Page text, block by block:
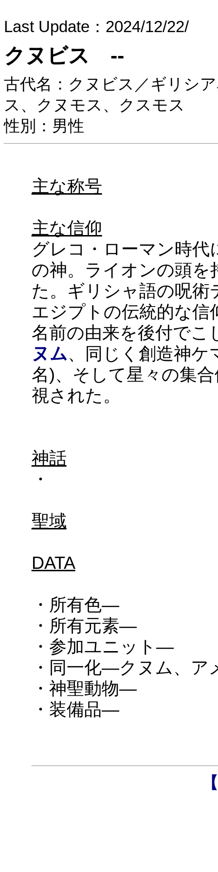
Last Update：2024/12/22/
クヌビス --
古代名：クヌビス／ギリシ
ス、クヌモス、クスモス
性別：男性
主な称号
主な信仰
グレコ・ローマン時代
の神。ライオンの頭
た。ギリシャ語の呪
エジプトの伝統的な信
名前の由来を後付でこ
ヌム、同じく創造神ケ
名)、そして星々の集
視された。
神話
・
聖域
DATA
・所有色―
・所有元素―
・参加ユニット―
・同一化―クヌム、ア
・神聖動物―
・装備品―